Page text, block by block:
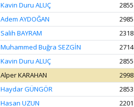
Kavin Duru ALUÇ 2855
Adem AYDOĞAN 2985
Salih BAYRAM 2318
Muhammed Buğra SEZGİN 2714
Kavin Duru ALUÇ 2855
Alper KARAHAN 2998
Haydar GÜNGÖR 2853
Hasan UZUN 2201